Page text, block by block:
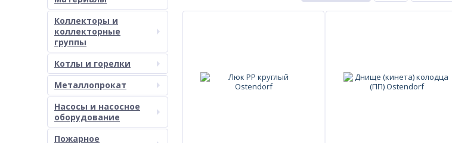
Коллекторы и
коллекторные
группы
Котлы и горелки
Металлопрокат
Насосы и насосное
оборудование
Пожарное